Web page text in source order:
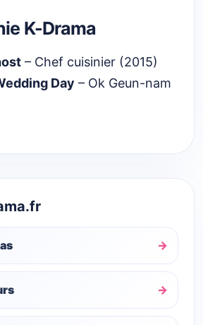
K-Drama
– Chef cuisinier (2015)
Day – Ok Geun-nam